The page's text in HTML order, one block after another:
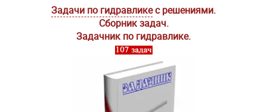
Задачи по гидравликес решениями.
Сборник задач.
Задачник по гидравлике.